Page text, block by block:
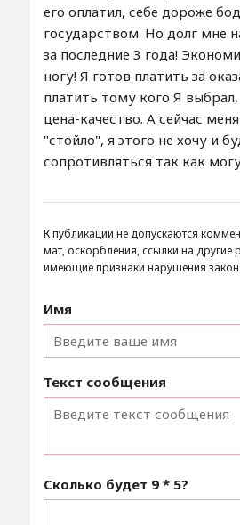
его оплатил, себе дороже
государством. Но долг мне
за последние 3 года!
ногу! Я готов платить за
платить тому кого Я
цена-качество. А сейчас
"стойло", я этого не хочу и
сопротивляться так как
К публикации не допускаются
мат, оскорбления, ссылки на другие
имеющие признаки нарушения
Имя
Текст сообщения
Сколько будет 9 * 5?